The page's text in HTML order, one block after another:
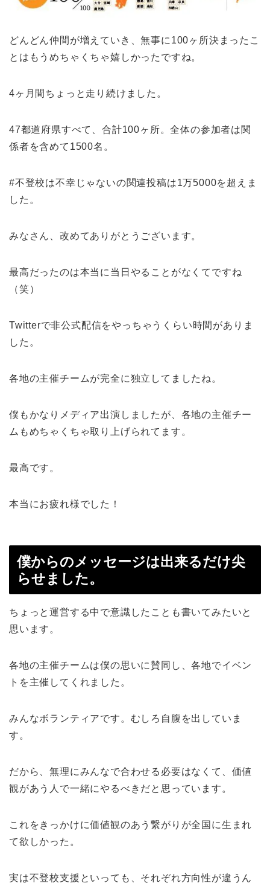
どんどん仲間が増えていき、無事に100ヶ所決まったこ
とはもうめちゃくちゃ嬉しかったですね。
4ヶ月間ちょっと走り続けました。
47都道府県すべて、合計100ヶ所。全体の参加者は関
係者を含めて1500名。
#不登校は不幸じゃないの関連投稿は1万5000を超えま
した。
みなさん、改めてありがとうございます。
最高だったのは本当に当日やることがなくてですね
（笑）
Twitterで非公式配信をやっちゃうくらい時間がありま
した。
各地の主催チームが完全に独立してましたね。
僕もかなりメディア出演しましたが、各地の主催チー
ムもめちゃくちゃ取り上げられてます。
最高です。
本当にお疲れ様でした！
僕からのメッセージは出来るだけ尖
らせました。
ちょっと運営する中で意識したことも書いてみたいと
思います。
各地の主催チームは僕の思いに賛同し、各地でイベン
トを主催してくれました。
みんなボランティアです。むしろ自腹を出していま
す。
だから、無理にみんなで合わせる必要はなくて、価値
観があう人で一緒にやるべきだと思っています。
これをきっかけに価値観のあう繋がりが全国に生まれ
て欲しかった。
実は不登校支援といっても、それぞれ方向性が違うん